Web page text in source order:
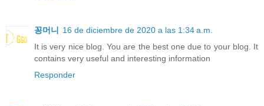
꽁머니
16 de diciembre de 2020 a las 1:34 a.m.
It is very nice blog. You are the best one due to your blog. It
contains very useful and interesting information
Responder